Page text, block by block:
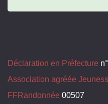
Déclaration en Préfecture
Association agréée
FFRandonnée 00507